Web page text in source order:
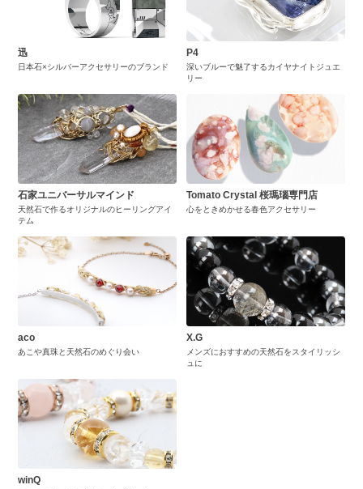
迅
日本石×シルバーアクセサリーのブランド
P4
深いブルーで魅了するカイヤナイトジュエ
リー
石家ユニバーサルマインド
天然石で作るオリジナルのヒーリングアイ
テム
Tomato Crystal 桜瑪瑙専門店
心をときめかせる春色アクセサリー
aco
あこや真珠と天然石のめぐり会い
X.G
メンズにおすすめの天然石をスタイリッシ
ュに
winQ